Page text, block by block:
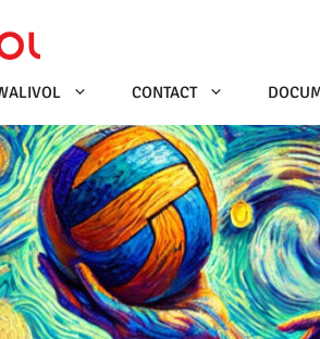
CONTACT